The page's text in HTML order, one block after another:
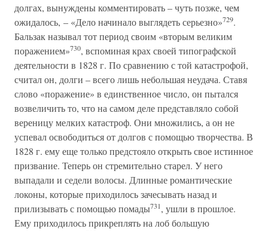
долгах, вынуждены комментировать – чуть позже, чем
ожидалось, – «Дело начинало выглядеть серьезно»729.
Бальзак называл тот период своим «вторым великим
поражением»730, вспоминая крах своей типографской
деятельности в 1828 г. По сравнению с той катастрофой,
считал он, долги – всего лишь небольшая неудача. Ставя
слово «поражение» в единственное число, он пытался
возвеличить то, что на самом деле представляло собой
вереницу мелких катастроф. Они множились, а он не
успевал освободиться от долгов с помощью творчества. В
1828 г. ему еще только предстояло открыть свое истинное
призвание. Теперь он стремительно старел. У него
выпадали и седели волосы. Длинные романтические
локоны, которые приходилось зачесывать назад и
прилизывать с помощью помады731, ушли в прошлое.
Ему приходилось прикреплять на лоб большую